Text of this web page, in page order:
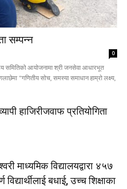
सम्पन्न
0
समितिको आयोजनामा श्री जनसेवा आधारभूत
"गणितीय सोच, समस्या समाधान हाम्रो लक्ष्य,
हाजिरीजवाफ प्रतियोगिता
माध्यमिक विद्यालयद्वारा ४५७
विद्यार्थीलाई बधाई, उच्च शिक्षाका